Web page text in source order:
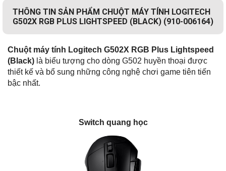
THÔNG TIN SẢN PHẨM CHUỘT MÁY TÍNH LOGITECH
G502X RGB PLUS LIGHTSPEED (BLACK) (910-006164)
Chuột máy tính Logitech G502X RGB Plus Lightspeed
(Black) là biểu tượng cho dòng G502 huyền thoại được
thiết kế và bổ sung những công nghệ chơi game tiên tiến
bậc nhất.
Switch quang học